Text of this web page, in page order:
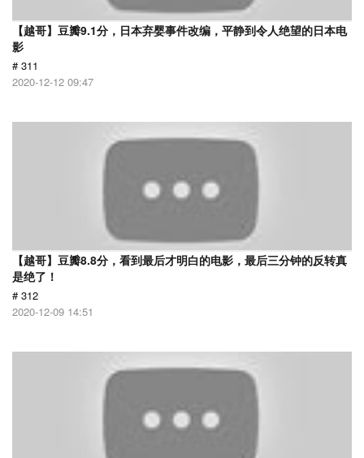
【越哥】豆瓣9.1分，日本弃婴事件改编，平静到令人绝望的日本电
影
# 311
2020-12-12 09:47
【越哥】豆瓣8.8分，看到最后才明白的电影，最后三分钟的反转真
是绝了！
# 312
2020-12-09 14:51